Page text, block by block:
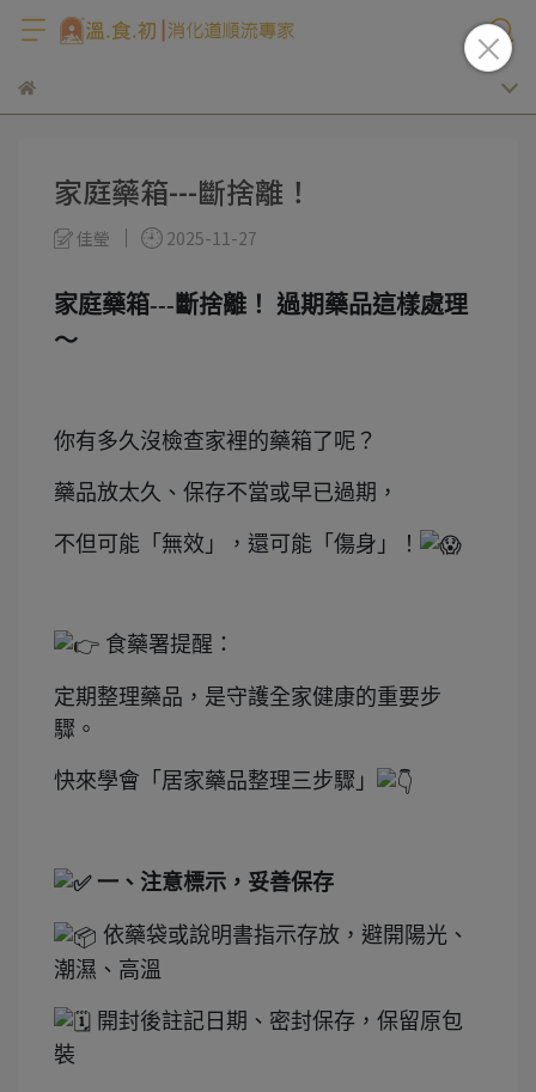
家庭藥箱---斷捨離！
佳瑩 2025-11-27
家庭藥箱---斷捨離！ 過期藥品這樣處理
～
你有多久沒檢查家裡的藥箱了呢？
藥品放太久、保存不當或早已過期，
不但可能「無效」，還可能「傷身」！
食藥署提醒：
定期整理藥品，是守護全家健康的重要步
驟。
快來學會「居家藥品整理三步驟」
一、注意標示，妥善保存
依藥袋或說明書指示存放，避開陽光、
潮濕、高溫
開封後註記日期、密封保存，保留原包
裝